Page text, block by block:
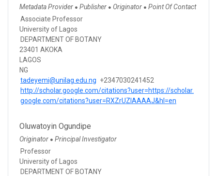
Metadata Provider ● Publisher ● Originator ● Point Of Contact
Associate Professor
University of Lagos
DEPARTMENT OF BOTANY
23401 AKOKA
LAGOS
NG
tadeyemi@unilag.edu.ng +2347030241452
http://scholar.google.com/citations?user=https://scholar.
google.com/citations?user=RXZrUZIAAAAJ&hl=en
Oluwatoyin Ogundipe
Originator ● Principal Investigator
Professor
University of Lagos
DEPARTMENT OF BOTANY